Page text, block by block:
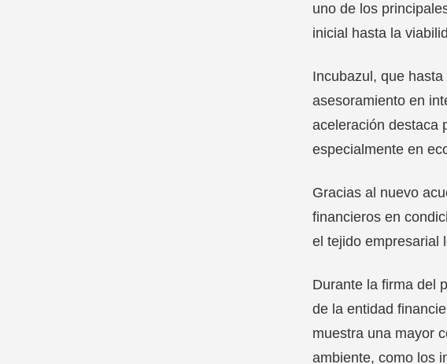
uno de los
inicial hasta la
Incubazul, que
asesoramiento en
aceleración destaca
especialmente en
Gracias al nuevo
financieros en
el tejido empresarial
Durante la firma del
de la entidad
muestra una mayor
ambiente, como los